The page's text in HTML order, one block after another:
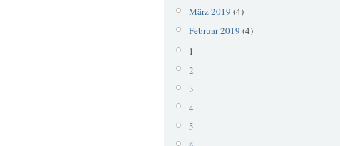
März 2019 (4)
Februar 2019 (4)
1
2
3
4
5